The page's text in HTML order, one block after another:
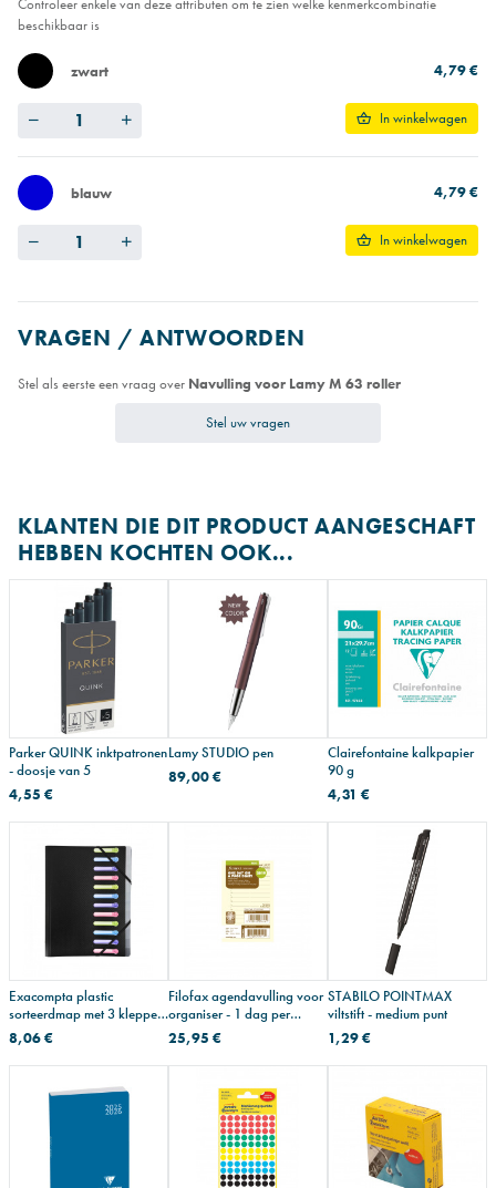
beschikbaar is
zwart 4,79 €
In winkelwagen
blauw 4,79 €
In winkelwagen
VRAGEN / ANTWOORDEN
Stel als eerste een vraag over Navulling voor Lamy M 63 roller
Stel uw vragen
KLANTEN DIE DIT PRODUCT AANGESCHAFT
HEBBEN KOCHTEN OOK...
Parker QUINK inktpatronen
- doosje van 5
4,55 €
Lamy STUDIO pen
89,00 €
Clairefontaine kalkpapier
90 g
4,31 €
Exacompta plastic
sorteerdmap met 3 kleppen
en elastieksluiting
8,06 €
Filofax agendavulling voor
organiser - 1 dag per
pagina
25,95 €
STABILO POINTMAX
viltstift - medium punt
1,29 €